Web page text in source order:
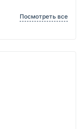
Посмотреть все